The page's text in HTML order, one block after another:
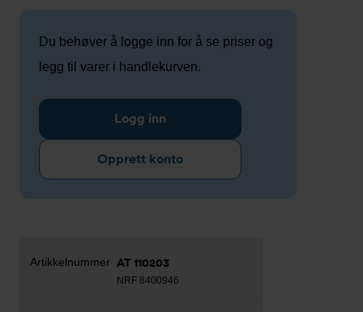
Du behøver å logge inn for å se priser og
legg til varer i handlekurven.
Logg inn
Opprett konto
AT 110203
NRF 8400946